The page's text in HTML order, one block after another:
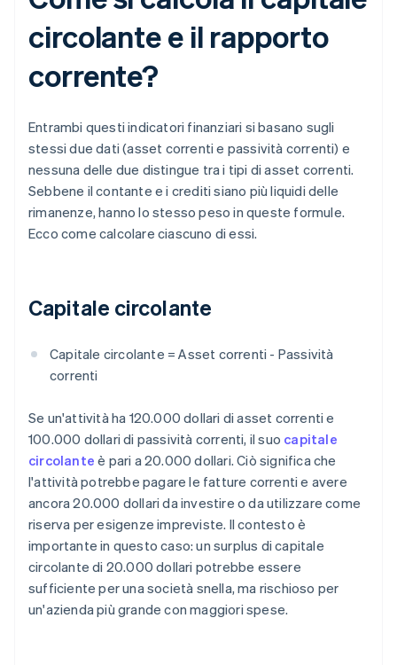
circolante e il rapporto
corrente?
Entrambi questi indicatori finanziari si basano sugli
stessi due dati (asset correnti e passività correnti) e
nessuna delle due distingue tra i tipi di asset correnti.
Sebbene il contante e i crediti siano più liquidi delle
rimanenze, hanno lo stesso peso in queste formule.
Ecco come calcolare ciascuno di essi.
Capitale circolante
Capitale circolante = Asset correnti - Passività
correnti
Se un'attività ha 120.000 dollari di asset correnti e
100.000 dollari di passività correnti, il suo capitale
circolante è pari a 20.000 dollari. Ciò significa che
l'attività potrebbe pagare le fatture correnti e avere
ancora 20.000 dollari da investire o da utilizzare come
riserva per esigenze impreviste. Il contesto è
importante in questo caso: un surplus di capitale
circolante di 20.000 dollari potrebbe essere
sufficiente per una società snella, ma rischioso per
un'azienda più grande con maggiori spese.